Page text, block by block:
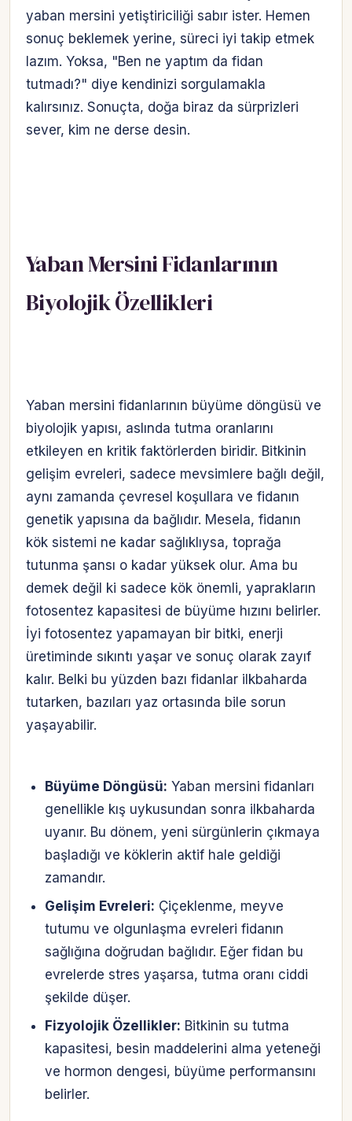
yaban mersini yetiştiriciliği sabır ister. Hemen
sonuç beklemek yerine, süreci iyi takip etmek
lazım. Yoksa, "Ben ne yaptım da fidan
tutmadı?" diye kendinizi sorgulamakla
kalırsınız. Sonuçta, doğa biraz da sürprizleri
sever, kim ne derse desin.
Yaban Mersini Fidanlarının
Biyolojik Özellikleri
Yaban mersini fidanlarının büyüme döngüsü ve
biyolojik yapısı, aslında tutma oranlarını
etkileyen en kritik faktörlerden biridir. Bitkinin
gelişim evreleri, sadece mevsimlere bağlı değil,
aynı zamanda çevresel koşullara ve fidanın
genetik yapısına da bağlıdır. Mesela, fidanın
kök sistemi ne kadar sağlıklıysa, toprağa
tutunma şansı o kadar yüksek olur. Ama bu
demek değil ki sadece kök önemli, yaprakların
fotosentez kapasitesi de büyüme hızını belirler.
İyi fotosentez yapamayan bir bitki, enerji
üretiminde sıkıntı yaşar ve sonuç olarak zayıf
kalır. Belki bu yüzden bazı fidanlar ilkbaharda
tutarken, bazıları yaz ortasında bile sorun
yaşayabilir.
Büyüme Döngüsü: Yaban mersini fidanları
genellikle kış uykusundan sonra ilkbaharda
uyanır. Bu dönem, yeni sürgünlerin çıkmaya
başladığı ve köklerin aktif hale geldiği
zamandır.
Gelişim Evreleri: Çiçeklenme, meyve
tutumu ve olgunlaşma evreleri fidanın
sağlığına doğrudan bağlıdır. Eğer fidan bu
evrelerde stres yaşarsa, tutma oranı ciddi
şekilde düşer.
Fizyolojik Özellikler: Bitkinin su tutma
kapasitesi, besin maddelerini alma yeteneği
ve hormon dengesi, büyüme performansını
belirler.